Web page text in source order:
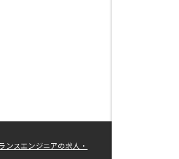
ンスエンジニアの求人・